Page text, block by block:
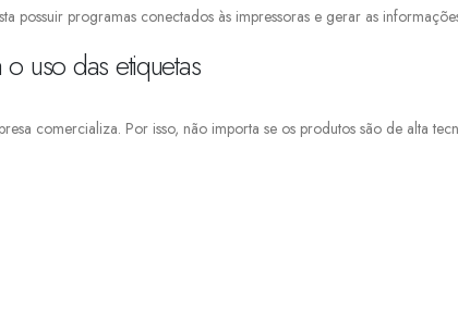
possuir programas conectados às impressoras e gerar as
uso das etiquetas
comercializa. Por isso, não importa se os produtos são de alta